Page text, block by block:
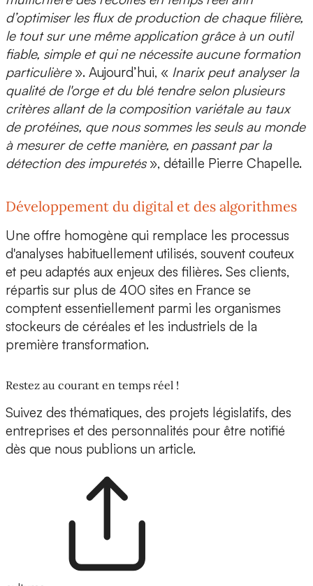
d’optimiser les flux de production de chaque filière,
le tout sur une même application grâce à un outil
fiable, simple et qui ne nécessite aucune formation
particulière». Aujourd’hui, « Inarix peut analyser la
qualité de l'orge et du blé tendre selon plusieurs
critères allant de la composition variétale au taux
de protéines, que nous sommes les seuls au monde
à mesurer de cette manière, en passant par la
détection des impuretés », détaille Pierre Chapelle.
Développement du digital et des algorithmes
Une offre homogène qui remplace les processus
d'analyses habituellement utilisés, souvent couteux
et peu adaptés aux enjeux des filières. Ses clients,
répartis sur plus de 400 sites en France se
comptent essentiellement parmi les organismes
stockeurs de céréales et les industriels de la
première transformation.
Restez au courant en temps réel !
Suivez des thématiques, des projets législatifs, des
entreprises et des personnalités pour être notifié
dès que nous publions un article.